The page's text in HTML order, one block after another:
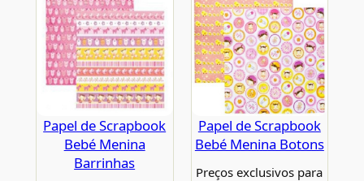
Papel de Scrapbook
Bebé Menina
Barrinhas
Papel de Scrapbook
Bebé Menina Botons
Preços exclusivos para